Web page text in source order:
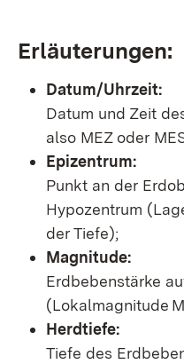
Erläuterungen:
Datum/Uhrzeit:
Datum und Zeit
also MEZ oder
Epizentrum:
Punkt an der
Hypozentrum
der Tiefe);
Magnitude:
Erdbebenstärke
(Lokalmagnitude
Herdtiefe:
Tiefe des